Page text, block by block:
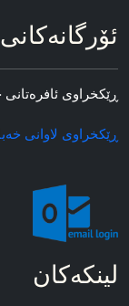
ڕێکخراوی
ڕێکخراوی لاوانی
لینکه‌کان